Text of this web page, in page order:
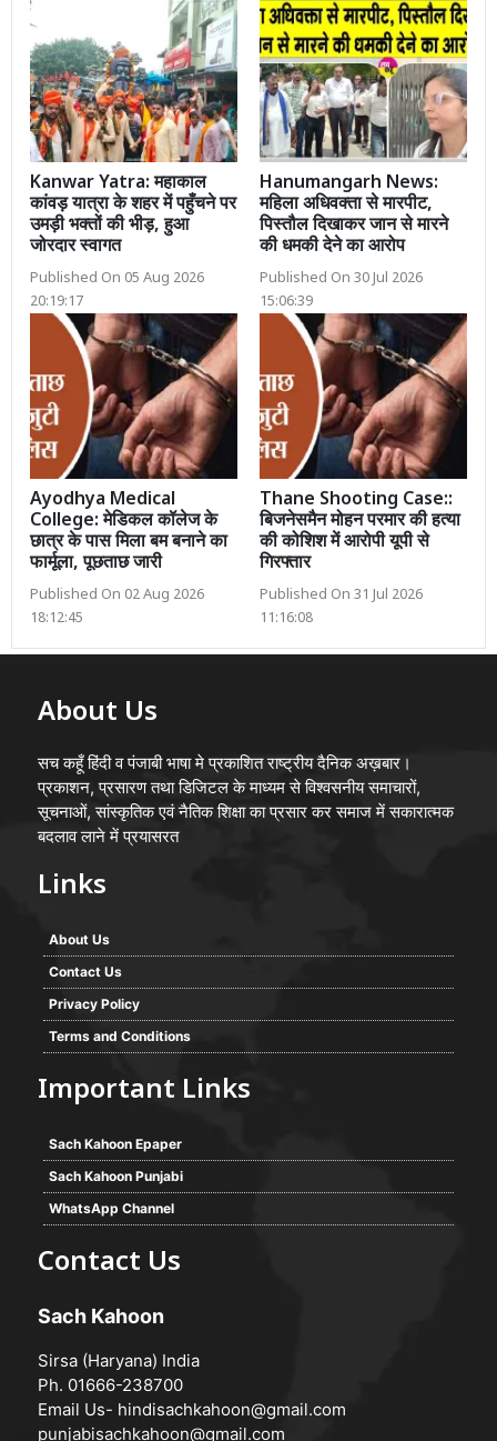
Kanwar Yatra: महाकाल
कांवड़ यात्रा के शहर में पहुँचने पर
उमड़ी भक्तों की भीड़, हुआ
जोरदार स्वागत
Published On 05 Aug 2026
20:19:17
Hanumangarh News:
महिला अधिवक्ता से मारपीट,
पिस्तौल दिखाकर जान से मारने
की धमकी देने का आरोप
Published On 30 Jul 2026
15:06:39
Ayodhya Medical
College: मेडिकल कॉलेज के
छात्र के पास मिला बम बनाने का
फार्मूला, पूछताछ जारी
Published On 02 Aug 2026
18:12:45
Thane Shooting Case::
बिजनेसमैन मोहन परमार की हत्या
की कोशिश में आरोपी यूपी से
गिरफ्तार
Published On 31 Jul 2026
11:16:08
About Us
सच कहूँ हिंदी व पंजाबी भाषा मे प्रकाशित राष्ट्रीय दैनिक अख़बार।
प्रकाशन, प्रसारण तथा डिजिटल के माध्यम से विश्वसनीय समाचारों,
सूचनाओं, सांस्कृतिक एवं नैतिक शिक्षा का प्रसार कर समाज में सकारात्मक
बदलाव लाने में प्रयासरत
Links
About Us
Contact Us
Privacy Policy
Terms and Conditions
Important Links
Sach Kahoon Epaper
Sach Kahoon Punjabi
WhatsApp Channel
Contact Us
Sach Kahoon
Sirsa (Haryana) India
Ph. 01666-238700
Email Us- hindisachkahoon@gmail.com
punjabisachkahoon@gmail.com